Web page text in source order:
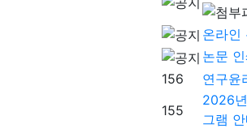
온라인
논문
156
연구윤
155
2026
그램